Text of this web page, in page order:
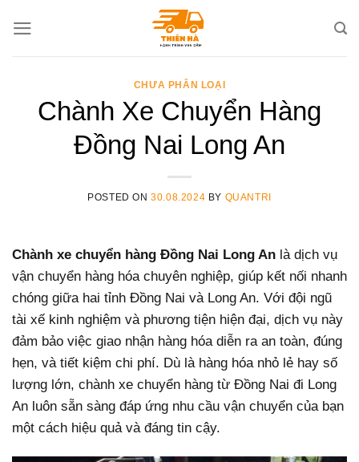
CHƯA PHÂN LOẠI
Chành Xe Chuyển Hàng
Đồng Nai Long An
POSTED ON30.08.2024 BY QUANTRI
Chành xe chuyển hàng Đồng Nai Long An là dịch vụ
vận chuyển hàng hóa chuyên nghiệp, giúp kết nối nhanh
chóng giữa hai tỉnh Đồng Nai và Long An. Với đội ngũ
tài xế kinh nghiệm và phương tiện hiện đại, dịch vụ này
đảm bảo việc giao nhận hàng hóa diễn ra an toàn, đúng
hẹn, và tiết kiệm chi phí. Dù là hàng hóa nhỏ lẻ hay số
lượng lớn, chành xe chuyển hàng từ Đồng Nai đi Long
An luôn sẵn sàng đáp ứng nhu cầu vận chuyển của bạn
một cách hiệu quả và đáng tin cậy.